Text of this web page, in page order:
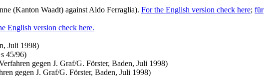
(Kanton Waadt) against Aldo Ferraglia). For the English version check here; für
English version check here.
Juli 1998)
45/96)
gegen J. Graf/G. Förster, Baden, Juli 1998)
gegen J. Graf/G. Förster, Baden, Juli 1998)